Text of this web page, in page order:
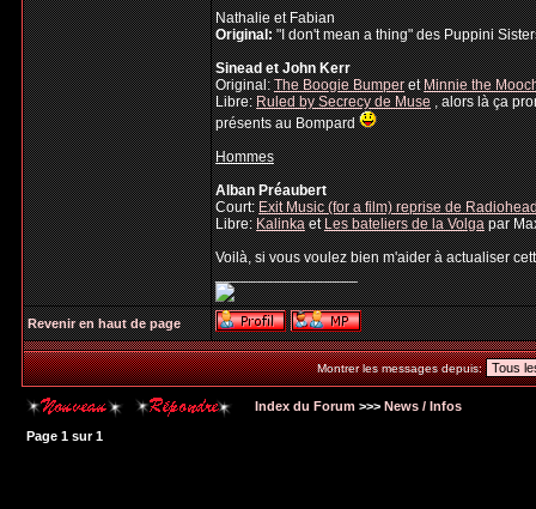
Nathalie et Fabian
Original:"I don't mean a thing" des Puppini
Sinead et John Kerr
Original:The Boogie BumperetMinnie the
Libre:Ruled by Secrecy de Muse, alors là ça
présents au Bompard
Hommes
Alban Préaubert
Court:Exit Music (for a film) reprise de
Libre:KalinkaetLes bateliers de la Volgapar
Voilà, si vous voulez bien m'aider à actualiser
_________________
Revenir en haut de page
Montrer les messages depuis:
Index du Forum >>> News / Infos
Page 1 sur1